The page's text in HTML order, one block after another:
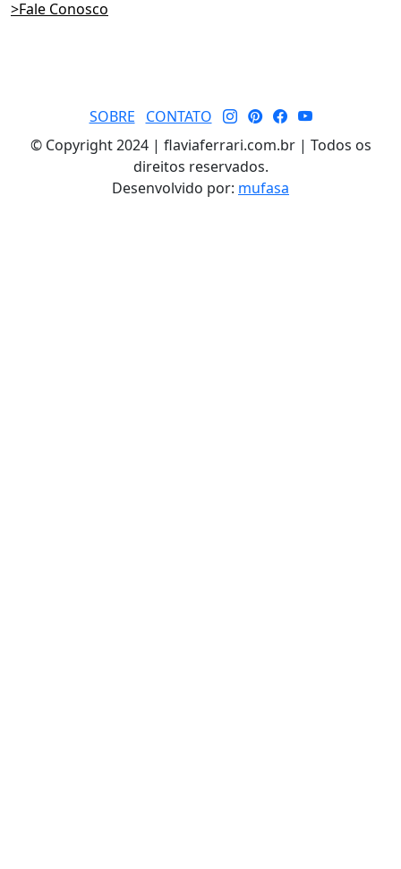
>Fale Conosco
SOBRE
CONTATO
© Copyright 2024 | flaviaferrari.com.br | Todos os
direitos reservados.
Desenvolvido por: mufasa